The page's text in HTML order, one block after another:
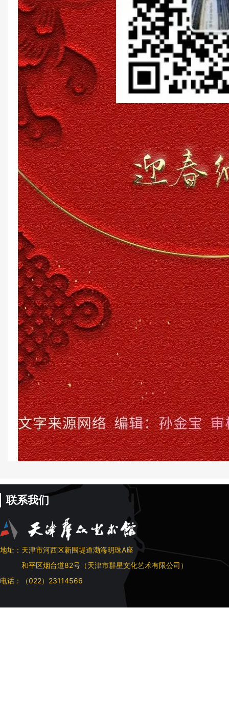
联系我们
地址：天津市河西区新围堤道渤海明珠A座
和平区烟台道82号（天津市群星文化艺术有限公司）
电话：（022）23114566